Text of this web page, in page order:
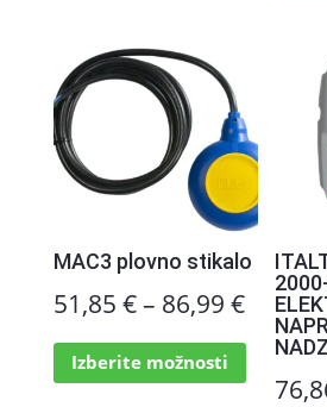
strani
izdelka
MAC3 plovno stikalo
51,85 €– 86,99 €
od
Izberite možnosti
Ta